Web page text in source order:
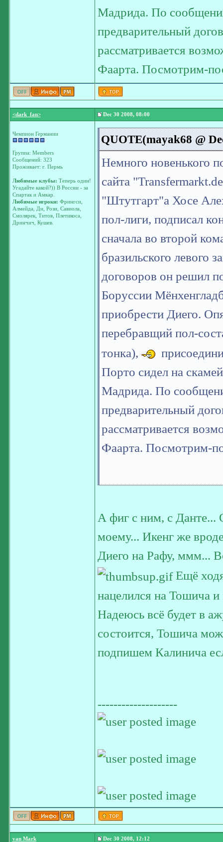
Мадрида. По
предварительный
рассматривается
Фаарта. Посмотрим-
<dark_fan> Dec 30 2008, 08:00
Чемпион Германии
Группа: Members
Сообщений: 323
Проживает: г. Пермь
Любимые клубы: Теперь один!
Угадайте какой?)) В России - за
Спартак и Амкар.
Любимые игроки: Фрингси,
Алмейда, Ди, Рози, Савиола,
Смолярек, Титов, Плетикоса,
Дринчич, Кушев.
QUOTE(mayak68 @
Немного новенького
сайта
"Штутгарт"а Хосе
пол-лиги, подписал
сначала во второй
бразильского левого
договоров он решил
Боруссии
приобрести Диего.
перебравщий пол-
тонка),
Порто сидел на
Мадрида. По
предварительный
рассматривается
Фаарта. Посмотрим-
А фиг с ним, с Данте...
моему... Икенг же
Диего на Рафу, ммм...
Ещё
нацелился на Тошича
Надеюсь всё будет в
состоится, Тошича
подпишем Калинича
--------------------
van Mark Dec 30 2008, 12:12